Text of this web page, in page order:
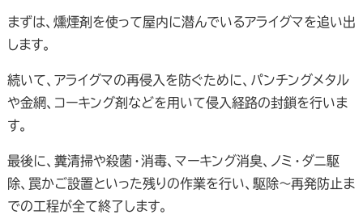
まずは、燻煙剤を使って屋内に潜んでいるアライグマを追い出
します。
続いて、アライグマの再侵入を防ぐために、パンチングメタル
や金網、コーキング剤などを用いて侵入経路の封鎖を行いま
す。
最後に、糞清掃や殺菌・消毒、マーキング消臭、ノミ・ダニ駆
除、罠かご設置といった残りの作業を行い、駆除～再発防止ま
での工程が全て終了します。